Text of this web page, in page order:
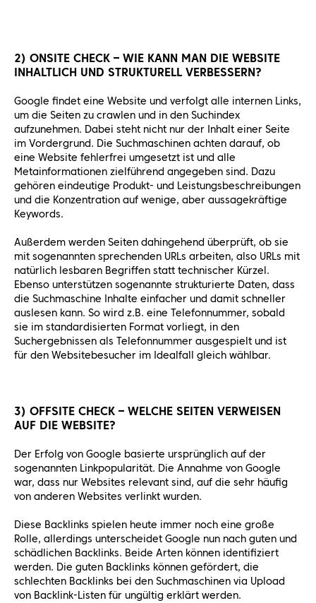
2) ONSITE CHECK – WIE KANN MAN DIE WEBSITE
INHALTLICH UND STRUKTURELL VERBESSERN?
Google findet eine Website und verfolgt alle internen Links,
um die Seiten zu crawlen und in den Suchindex
aufzunehmen. Dabei steht nicht nur der Inhalt einer Seite
im Vordergrund. Die Suchmaschinen achten darauf, ob
eine Website fehlerfrei umgesetzt ist und alle
Metainformationen zielführend angegeben sind. Dazu
gehören eindeutige Produkt- und Leistungsbeschreibungen
und die Konzentration auf wenige, aber aussagekräftige
Keywords.
Außerdem werden Seiten dahingehend überprüft, ob sie
mit sogenannten sprechenden URLs arbeiten, also URLs mit
natürlich lesbaren Begriffen statt technischer Kürzel.
Ebenso unterstützen sogenannte strukturierte Daten, dass
die Suchmaschine Inhalte einfacher und damit schneller
auslesen kann. So wird z.B. eine Telefonnummer, sobald
sie im standardisierten Format vorliegt, in den
Suchergebnissen als Telefonnummer ausgespielt und ist
für den Websitebesucher im Idealfall gleich wählbar.
3) OFFSITE CHECK – WELCHE SEITEN VERWEISEN
AUF DIE WEBSITE?
Der Erfolg von Google basierte ursprünglich auf der
sogenannten Linkpopularität. Die Annahme von Google
war, dass nur Websites relevant sind, auf die sehr häufig
von anderen Websites verlinkt wurden.
Diese Backlinks spielen heute immer noch eine große
Rolle, allerdings unterscheidet Google nun nach guten und
schädlichen Backlinks. Beide Arten können identifiziert
werden. Die guten Backlinks können gefördert, die
schlechten Backlinks bei den Suchmaschinen via Upload
von Backlink-Listen für ungültig erklärt werden.